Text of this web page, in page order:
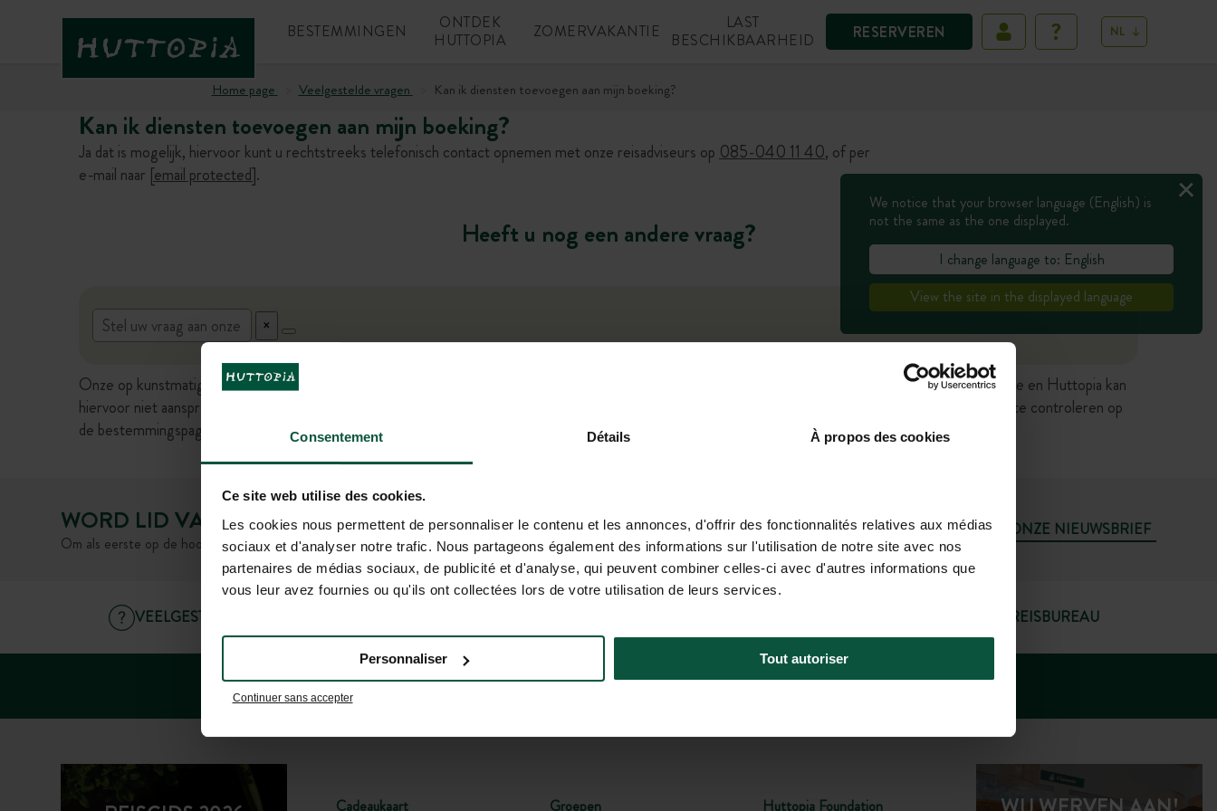
Consentement Détails À propos des cookies
Ce site web utilise des cookies.
Les cookies nous permettent de personnaliser le contenu et les annonces, d'offrir des fonctionnalités relatives aux médias
sociaux et d'analyser notre trafic. Nous partageons également des informations sur l'utilisation de notre site avec nos
partenaires de médias sociaux, de publicité et d'analyse, qui peuvent combiner celles-ci avec d'autres informations que
vous leur avez fournies ou qu'ils ont collectées lors de votre utilisation de leurs services.
Continuer sans accepter
Personnaliser Tout autoriser
RESERVEREN
BESTEMMINGEN
ONTDEK
HUTTOPIA
ZOMERVAKANTIE
LAST
BESCHIKBAARHEID
NL
Home page Veelgestelde vragen Kan ik diensten toevoegen aan mijn boeking?
Kan ik diensten toevoegen aan mijn boeking?
Ja dat is mogelijk, hiervoor kunt u rechtstreeks telefonisch contact opnemen met onze reisadviseurs op 085-040 11 40, of per
e-mail naar [email protected].
Heeft u nog een andere vraag?
Onze op kunstmatige intelligentie gebaseerde virtuele assistent is momenteel in bèta-versie. De gegeven antwoorden hebben geen contractuele waarde en Huttopia kan
hiervoor niet aansprakelijk worden gesteld. We raden u aan om belangrijke informatie (prijzen, beschikbaarheid, verkoopvoorwaarden, etc.) rechtstreeks te controleren op
de bestemmingspagina's of bij onze klantenservice.
We notice that your browser language (English) is
not the same as the one displayed.
I change language to: English
View the site in the displayed language
WORD LID VAN ONZE GEMEENSCHAP
Om als eerste op de hoogte te zijn van Huttopia nieuws en speciale aanbiedingen!
ABONNEER U OP ONZE NIEUWSBRIEF
VEELGESTELDE VRAGEN UTRECHT REISBUREAU
Cadeaukaart Groepen Huttopia Foundation